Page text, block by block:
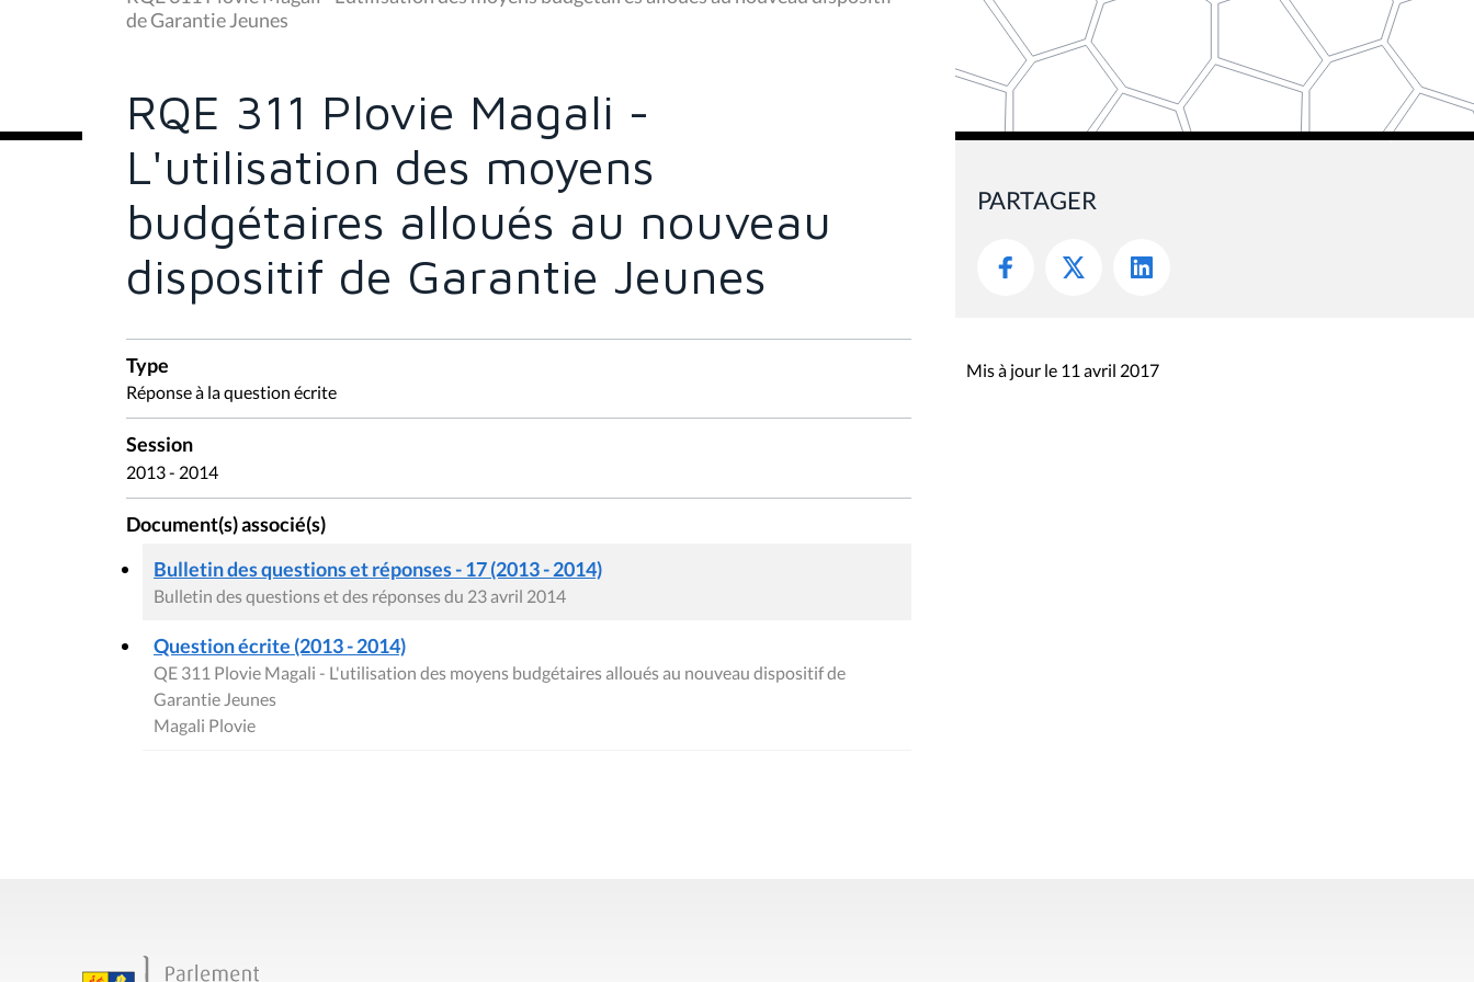
s
ê
de Garantie Jeunes
RQE 311 Plovie Magali -
L'utilisation des moyens
budgétaires alloués au nouveau
dispositif de Garantie Jeunes
Type
Réponse à la question écrite
Session
2013 - 2014
Document(s) associé(s)
Bulletin des questions et réponses - 17 (2013 - 2014)
Bulletin des questions et des réponses du 23 avril 2014
Question écrite (2013 - 2014)
QE 311 Plovie Magali - L'utilisation des moyens budgétaires alloués au nouveau dispositif de
Garantie Jeunes
Magali Plovie
PARTAGER
Mis à jour le 11 avril 2017